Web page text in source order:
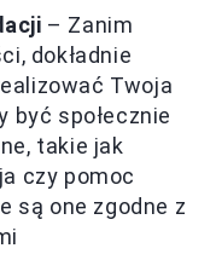
– Zanim
dokładnie
Twoja
być społecznie
takie jak
czy pomoc
są one zgodne z